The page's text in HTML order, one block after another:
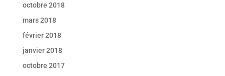
octobre 2018
mars 2018
février 2018
janvier 2018
octobre 2017